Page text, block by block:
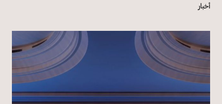
أخبار